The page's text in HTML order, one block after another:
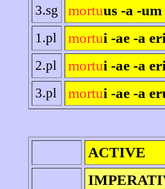
3.sg mortuus -a -
1.pl mortui -ae -a
2.pl mortui -ae -a
3.pl mortui -ae -a
ACTIVE